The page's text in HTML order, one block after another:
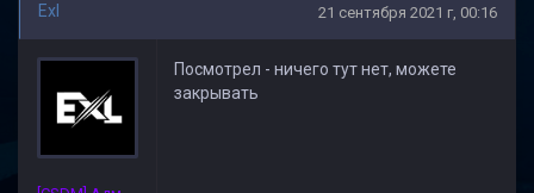
Exl 21 сентября 2021 г, 00:16
Посмотрел - ничего тут нет, можете
закрывать